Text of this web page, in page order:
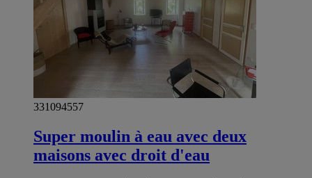
331094557
Super moulin à eau avec deux
maisons avec droit d'eau